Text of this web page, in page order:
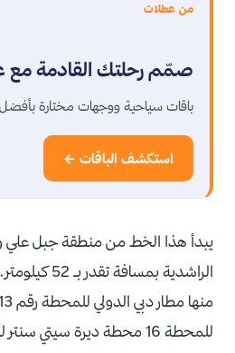
من عطلات
صمّم رحلتك القادمة مع
باقات سياحية ووجهات مختارة
استكشف الباقات ←
يبدأ هذا الخط من منطقة جبل علي
للمحطة 16 محطة ديرة سيتي